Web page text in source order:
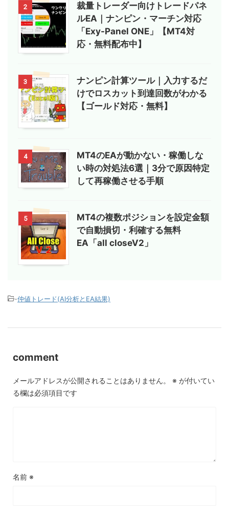
2
裁量トレーダー向けトレードパネ
ルEA｜ナンピン・マーチン対応
「Exy-Panel ONE」【MT4対
応・無料配布中】
3
ナンピン計算ツール｜入力するだ
けでロスカット到達回数がわかる
【ゴールド対応・無料】
4
MT4のEAが動かない・稼働しな
い時の対処法6選｜3分で原因特定
して再稼働させる手順
5
MT4の複数ポジションを設定金額
で自動損切・利確する無料
EA「all closeV2」
-仲値トレード(AI分析とEA結果)
comment
メールアドレスが公開されることはありません。 ※ が付いてい
る欄は必須項目です
名前 ※